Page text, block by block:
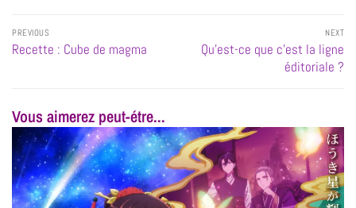
PREVIOUS
Recette : Cube de magma
NEXT
Qu’est-ce que c’est la ligne
éditoriale ?
Vous aimerez peut-étre...